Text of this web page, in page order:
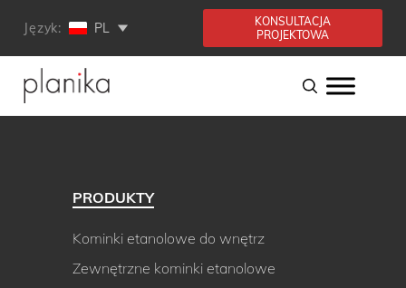
Język: PL
KONSULTACJA
PROJEKTOWA
PRODUKTY
Kominki etanolowe do wnętrz
Zewnętrzne kominki etanolowe